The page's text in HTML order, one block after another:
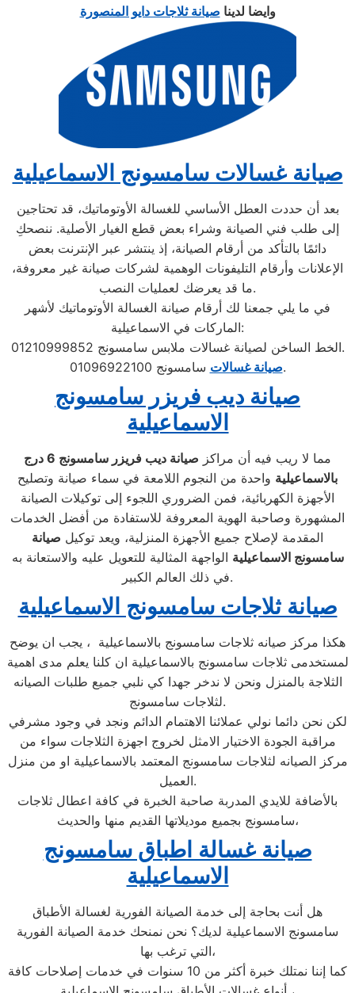
وايضا لدينا صيانة ثلاجات دايو المنصورة
صيانة غسالات سامسونج الاسماعيلية
بعد أن حددت العطل الأساسي للغسالة الأوتوماتيك، قد تحتاجين
إلى طلب فني الصيانة وشراء بعض قطع الغيار الأصلية. ننصحكِ
دائمًا بالتأكد من أرقام الصيانة، إذ ينتشر عبر الإنترنت بعض
الإعلانات وأرقام التليفونات الوهمية لشركات صيانة غير معروفة،
ما قد يعرضك لعمليات النصب.
في ما يلي جمعنا لك أرقام صيانة الغسالة الأوتوماتيك لأشهر
الماركات في الاسماعيلية:
الخط الساخن لصيانة غسالات ملابس سامسونج 01210999852.
صيانة غسالاتسامسونج 01096922100.
صيانة ديب فريزر سامسونج
الاسماعيلية
مما لا ريب فيه أن مراكز صيانة ديب فريزر سامسونج
6 درج
بالاسماعيلية واحدة من النجوم اللامعة في سماء صيانة وتصليح
الأجهزة الكهربائية، فمن الضروري اللجوء إلى توكيلات الصيانة
المشهورة وصاحبة الهوية المعروفة للاستفادة من أفضل الخدمات
المقدمة لإصلاح جميع الأجهزة المنزلية، ويعد توكيل صيانة
سامسونج الاسماعيلية الواجهة المثالية للتعويل عليه والاستعانة به
في ذلك العالم الكبير.
صيانة ثلاجات سامسونج الاسماعيلية
هكذا مركز صيانه ثلاجات سامسونج بالاسماعيلية ، يجب ان يوضح
لمستخدمى ثلاجات سامسونج بالاسماعيلية ان كلنا يعلم مدى اهمية
الثلاجة بالمنزل ونحن لا ندخر جهدا كي نلبي جميع طلبات الصيانه
لثلاجات سامسونج.
لكن نحن دائما نولي عملائنا الاهتمام الدائم ونجد في وجود مشرفي
مراقبة الجودة الاختيار الامثل لخروج اجهزة الثلاجات سواء من
مركز الصيانه لثلاجات سامسونج المعتمد بالاسماعيلية او من منزل
العميل.
بالأضافة للايدي المدربة صاحبة الخبرة في كافة اعطال ثلاجات
سامسونج بجميع موديلاتها القديم منها والحديث،
صيانة غسالة اطباق سامسونج
الاسماعيلية
هل أنت بحاجة إلى خدمة الصيانة الفورية لغسالة الأطباق
سامسونج الاسماعيلية لديك؟ نحن نمنحك خدمة الصيانة الفورية
التي ترغب بها،
كما إننا نمتلك خبرة أكثر من 10 سنوات في خدمات إصلاحات كافة